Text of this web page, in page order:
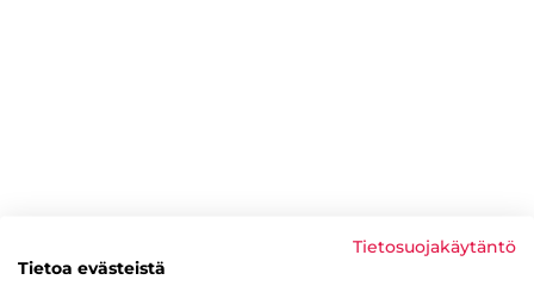
Tietosuojakäytäntö
Tietoa evästeistä